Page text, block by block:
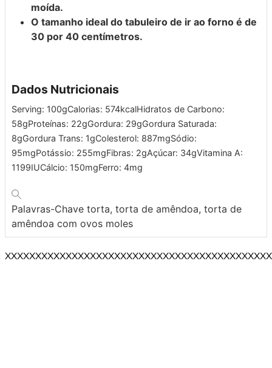
moída.
O tamanho ideal do tabuleiro de ir ao forno é de
30 por 40 centímetros.
Dados Nutricionais
Serving: 100gCalorias: 574kcalHidratos de Carbono:
58gProteínas: 22gGordura: 29gGordura Saturada:
8gGordura Trans: 1gColesterol: 887mgSódio:
95mgPotássio: 255mgFibras: 2gAçúcar: 34gVitamina A:
1199IUCálcio: 150mgFerro: 4mg
Palavras-Chave torta, torta de amêndoa, torta de
amêndoa com ovos moles